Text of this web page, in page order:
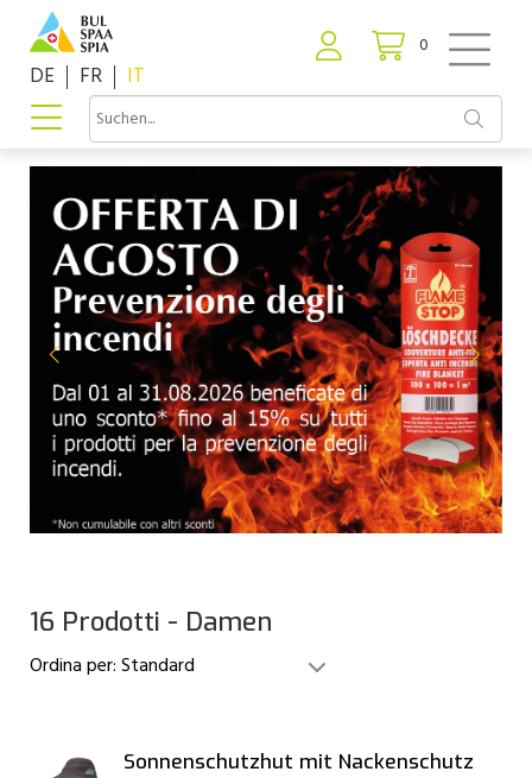
0
DE FR IT
16 Prodotti - Damen
Ordina per:Standard
Sonnenschutzhut mit Nackenschutz